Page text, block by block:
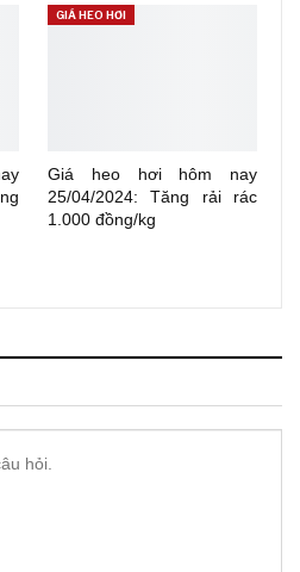
GIÁ HEO HƠI
Giá heo hơi hôm nay
25/04/2024: Tăng rải rác
1.000 đồng/kg